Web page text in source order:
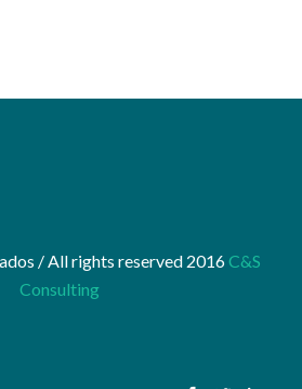
/ All rights reserved 2016C&S
Consulting